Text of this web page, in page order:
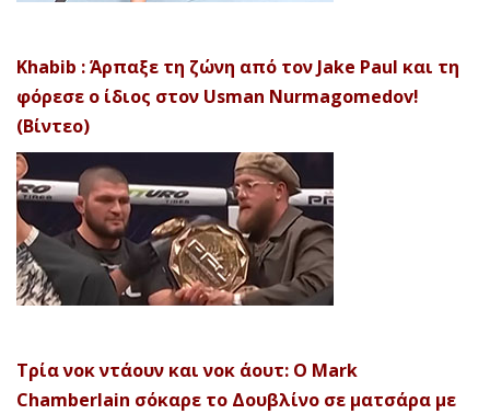
Khabib : Άρπαξε τη ζώνη από τον Jake Paul και τη
φόρεσε ο ίδιος στον Usman Nurmagomedov!
(Βίντεο)
Τρία νοκ ντάουν και νοκ άουτ: Ο Mark
Chamberlain σόκαρε το Δουβλίνο σε ματσάρα με